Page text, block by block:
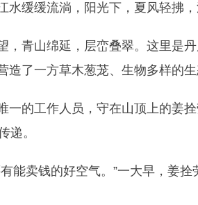
水缓缓流淌，阳光下，夏风轻拂，
，青山绵延，层峦叠翠。这里是
了一方草木葱茏、生物多样的生
一的工作人员，守在山顶上的姜
递。
能卖钱的好空气。”一大早，姜